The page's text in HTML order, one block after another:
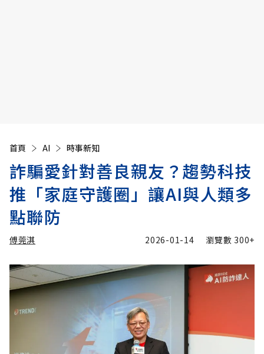
首頁 AI 時事新知
詐騙愛針對善良親友？趨勢科技
推「家庭守護圈」讓AI與人類多
點聯防
傅莞淇 2026-01-14 瀏覽數 300+